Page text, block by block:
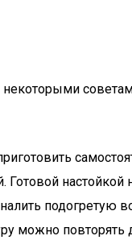
Готовой
подогретую
можно повторять